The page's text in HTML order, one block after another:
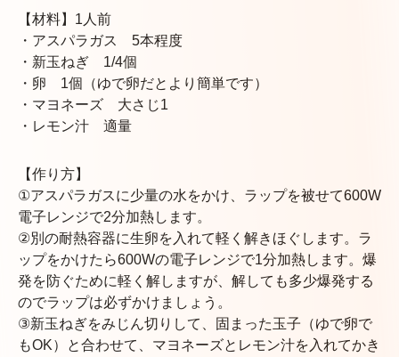
【材料】1人前
・アスパラガス 5本程度
・新玉ねぎ 1/4個
・卵 1個（ゆで卵だとより簡単です）
・マヨネーズ 大さじ1
・レモン汁 適量
【作り方】
①アスパラガスに少量の水をかけ、ラップを被せて600W
電子レンジで2分加熱します。
②別の耐熱容器に生卵を入れて軽く解きほぐします。ラ
ップをかけたら600Wの電子レンジで1分加熱します。爆
発を防ぐために軽く解しますが、解しても多少爆発する
のでラップは必ずかけましょう。
③新玉ねぎをみじん切りして、固まった玉子（ゆで卵で
もOK）と合わせて、マヨネーズとレモン汁を入れてかき